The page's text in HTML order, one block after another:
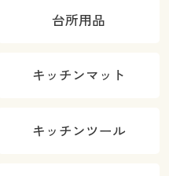
台所用品
キッチンマット
キッチンツール